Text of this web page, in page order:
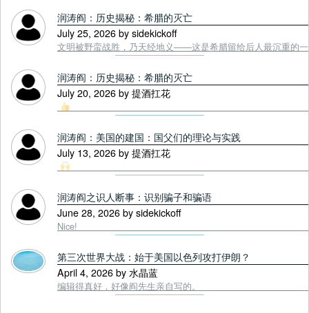
润涛阎：历史揭秘：希腊的灭亡
July 25, 2026 by sidekickoff
文明被野蛮战胜，乃天经地义——这是希腊留给后人最沉重的
润涛阎：历史揭秘：希腊的灭亡
July 20, 2026 by 提酒扛花
润涛阎：美国的建国：国父们的理论与实践
July 13, 2026 by 提酒扛花
润涛阎之识人断事：识别骗子和骗语
June 28, 2026 by sidekickoff
Nice!
第三次世界大战：始于美国以色列攻打伊朗？
April 4, 2026 by 水晶蓝
编辑得真好，好像阎先生亲自写的。